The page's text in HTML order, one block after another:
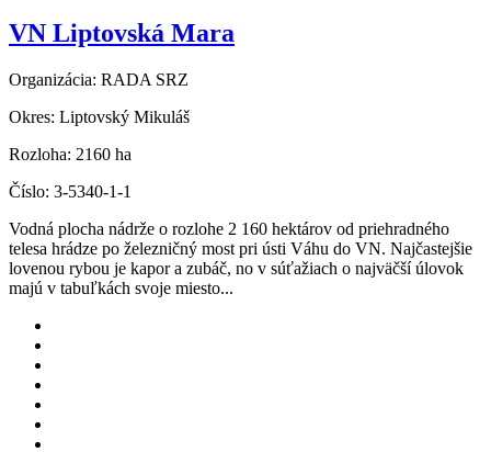
VN Liptovská Mara
Organizácia: RADA SRZ
Okres: Liptovský Mikuláš
Rozloha: 2160 ha
Číslo: 3-5340-1-1
Vodná plocha nádrže o rozlohe 2 160 hektárov od priehradného
telesa hrádze po železničný most pri ústi Váhu do VN. Najčastejšie
lovenou rybou je kapor a zubáč, no v súťažiach o najväčší úlovok
majú v tabuľkách svoje miesto...